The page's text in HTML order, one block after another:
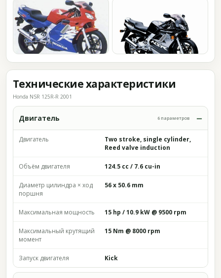
Технические характеристики
Honda NSR 125R-R 2001
Двигатель 6 параметров
Двигатель
Two stroke, single cylinder,
Reed valve induction
Объём двигателя 124.5 cc / 7.6 cu-in
Диаметр цилиндра × ход
поршня
56 x 50.6 mm
Максимальная мощность 15 hp / 10.9 kW @ 9500 rpm
Максимальный крутящий
момент
15 Nm @ 8000 rpm
Запуск двигателя Kick